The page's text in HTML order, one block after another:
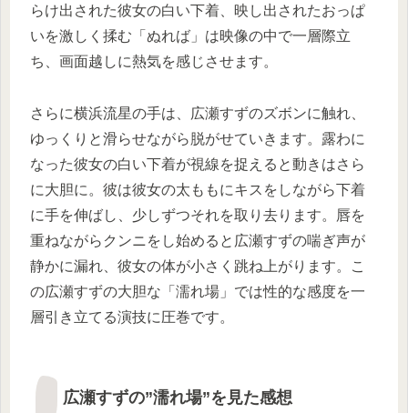
らけ出された彼女の白い下着、映し出されたおっぱ
いを激しく揉む「ぬれば」は映像の中で一層際立
ち、画面越しに熱気を感じさせます。
さらに横浜流星の手は、広瀬すずのズボンに触れ、
ゆっくりと滑らせながら脱がせていきます。露わに
なった彼女の白い下着が視線を捉えると動きはさら
に大胆に。彼は彼女の太ももにキスをしながら下着
に手を伸ばし、少しずつそれを取り去ります。唇を
重ねながらクンニをし始めると広瀬すずの喘ぎ声が
静かに漏れ、彼女の体が小さく跳ね上がります。こ
の広瀬すずの大胆な「濡れ場」では性的な感度を一
層引き立てる演技に圧巻です。
広瀬すずの”濡れ場”を見た感想